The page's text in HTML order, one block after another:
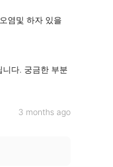
염및 하자 있을
다. 궁금한 부분
3 months ago